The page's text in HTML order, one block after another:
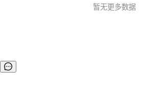
到受保护网络（例如企业LAN或MPLS
暂无更多数据